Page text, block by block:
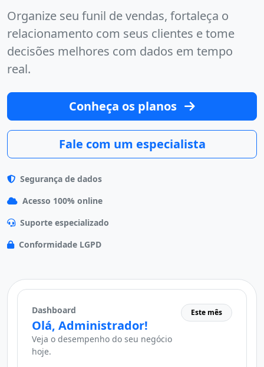
Organize seu funil de vendas, fortaleça o
relacionamento com seus clientes e tome
decisões melhores com dados em tempo
real.
Conheça os planos
Fale com um especialista
Segurança de dados
Acesso 100% online
Suporte especializado
Conformidade LGPD
Dashboard
Olá, Administrador!
Veja o desempenho do seu negócio
hoje.
Este mês